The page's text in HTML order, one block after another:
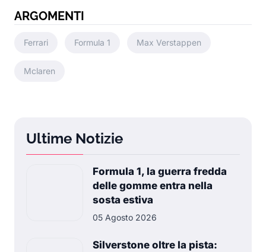
ARGOMENTI
Ferrari Formula 1 Max Verstappen
Mclaren
Ultime Notizie
Formula 1, la guerra fredda
delle gomme entra nella
sosta estiva
05 Agosto 2026
Silverstone oltre la pista: